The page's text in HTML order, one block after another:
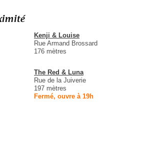
Kenji & Louise
Rue Armand Brossard
176 mètres
The Red & Luna
Rue de la Juiverie
197 mètres
Fermé, ouvre à 19h